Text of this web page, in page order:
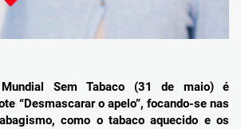
Sem Tabaco (31 de maio) é
“Desmascarar o apelo”, focando-se nas
como o tabaco aquecido e os